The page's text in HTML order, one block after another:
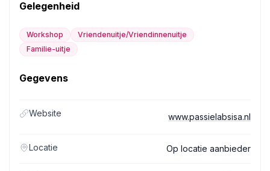
Gelegenheid
Workshop
Vriendenuitje/Vriendinnenuitje
Familie-uitje
Gegevens
Website www.passielabsisa.nl
Locatie Op locatie aanbieder